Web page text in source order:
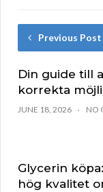
Previous Post
Din guide till
korrekta
JUNE 18, 2026 NO
Glycerin
hög kvalitet